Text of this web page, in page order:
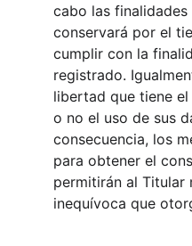
cabo las
conservará por el
cumplir con la
registrado.
libertad que tiene
o no el uso de sus
consecuencia, los
para obtener el
permitirán al Titular
inequívoca que